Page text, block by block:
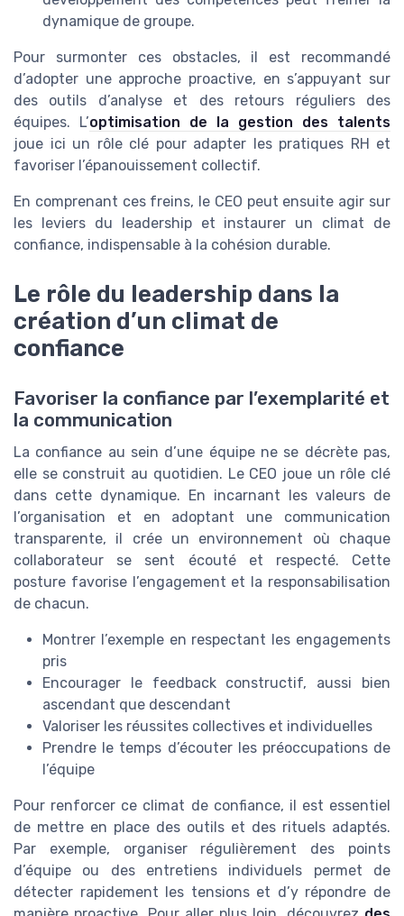
dynamique de groupe.
Pour surmonter ces obstacles, il est recommandé
d’adopter une approche proactive, en s’appuyant sur
des outils d’analyse et des retours réguliers des
équipes. L’optimisation de la gestion des talents
joue ici un rôle clé pour adapter les pratiques RH et
favoriser l’épanouissement collectif.
En comprenant ces freins, le CEO peut ensuite agir sur
les leviers du leadership et instaurer un climat de
confiance, indispensable à la cohésion durable.
Le rôle du leadership dans la
création d’un climat de
confiance
Favoriser la confiance par l’exemplarité et
la communication
La confiance au sein d’une équipe ne se décrète pas,
elle se construit au quotidien. Le CEO joue un rôle clé
dans cette dynamique. En incarnant les valeurs de
l’organisation et en adoptant une communication
transparente, il crée un environnement où chaque
collaborateur se sent écouté et respecté. Cette
posture favorise l’engagement et la responsabilisation
de chacun.
Montrer l’exemple en respectant les engagements
pris
Encourager le feedback constructif, aussi bien
ascendant que descendant
Valoriser les réussites collectives et individuelles
Prendre le temps d’écouter les préoccupations de
l’équipe
Pour renforcer ce climat de confiance, il est essentiel
de mettre en place des outils et des rituels adaptés.
Par exemple, organiser régulièrement des points
d’équipe ou des entretiens individuels permet de
détecter rapidement les tensions et d’y répondre de